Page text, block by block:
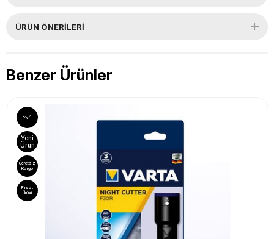
ÜRÜN ÖNERILERI
Benzer Ürünler
%4
Yeni
Ürün
Ücretsiz
Kargo
Fırsat
Ürünü